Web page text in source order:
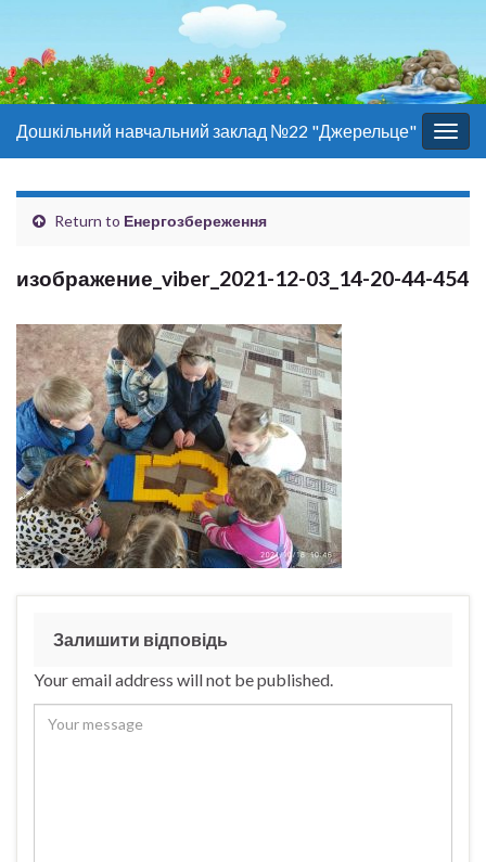
Дошкільний навчальний заклад №22 "Джерельце"
Return to Енергозбереження
изображение_viber_2021-12-03_14-20-44-454
Залишити відповідь
Your email address will not be published.